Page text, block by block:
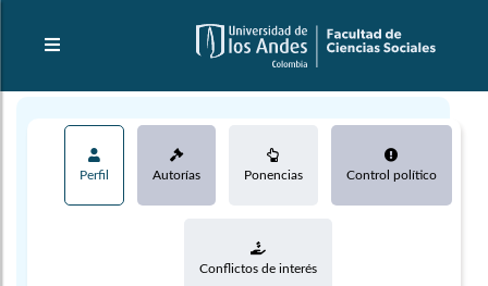
Perfil Autorías Ponencias Control político
Conflictos de interés